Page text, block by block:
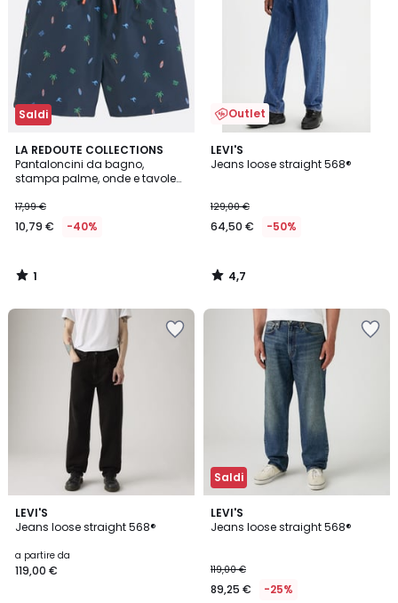
Saldi
LA REDOUTE COLLECTIONS
Pantaloncini da bagno,
stampa palme, onde e tavole
17,99 €
10,79 € -40%
1
/
5
1
/
Outlet
LEVI'S
Jeans loose straight 568®
129,00 €
64,50 € -50%
4,7
/ 5
4,7
/
LEVI'S
Jeans loose straight 568®
a partire da
119,00 €
4,7
/ 5
4
Colori
Saldi
LEVI'S
Jeans loose straight 568®
119,00 €
89,25 € -25%
4,7
/ 5
2
Colori